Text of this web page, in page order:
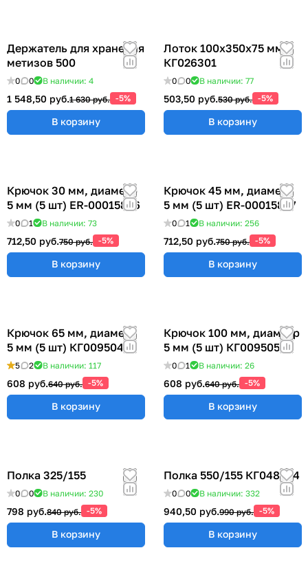
Держатель для хранения
метизов 500
0 0 В наличии: 4
1 548,50 руб.1 630 руб. -5%
В корзину
Лоток 100x350x75 мм
КГ026301
0 0 В наличии: 77
503,50 руб.530 руб. -5%
В корзину
Крючок 30 мм, диаметр
5 мм (5 шт) ER-00015856
0 1 В наличии: 73
712,50 руб.750 руб. -5%
В корзину
Крючок 45 мм, диаметр
5 мм (5 шт) ER-00015857
0 1 В наличии: 256
712,50 руб.750 руб. -5%
В корзину
Крючок 65 мм, диаметр
5 мм (5 шт) КГ009504
5 2 В наличии: 117
608 руб.640 руб. -5%
В корзину
Крючок 100 мм, диаметр
5 мм (5 шт) КГ009505
0 1 В наличии: 26
608 руб.640 руб. -5%
В корзину
Полка 325/155
0 0 В наличии: 230
798 руб.840 руб. -5%
В корзину
Полка 550/155 КГ048824
0 0 В наличии: 332
940,50 руб.990 руб. -5%
В корзину